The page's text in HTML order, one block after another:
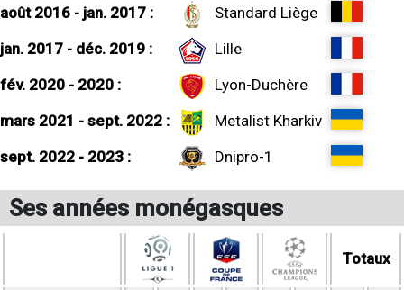
août 2016 - jan. 2017 :
Standard Liège
jan. 2017 - déc. 2019 :
Lille
fév. 2020 - 2020 :
Lyon-Duchère
mars 2021 - sept. 2022 :
Metalist Kharkiv
sept. 2022 - 2023 :
Dnipro-1
Ses années monégasques
Totaux